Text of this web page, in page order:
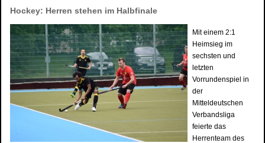
Hockey: Herren stehen im Halbfinale
Mit einem 2:1
Heimsieg im
sechsten und
letzten
Vorrundenspiel in
der
Mitteldeutschen
Verbandsliga
feierte das
Herrenteam des